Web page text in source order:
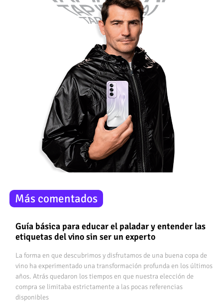
Más comentados
Guía básica para educar el paladar y entender las
etiquetas del vino sin ser un experto
La forma en que descubrimos y disfrutamos de una buena copa de
vino ha experimentado una transformación profunda en los últimos
años. Atrás quedaron los tiempos en que nuestra elección de
compra se limitaba estrictamente a las pocas referencias
disponibles